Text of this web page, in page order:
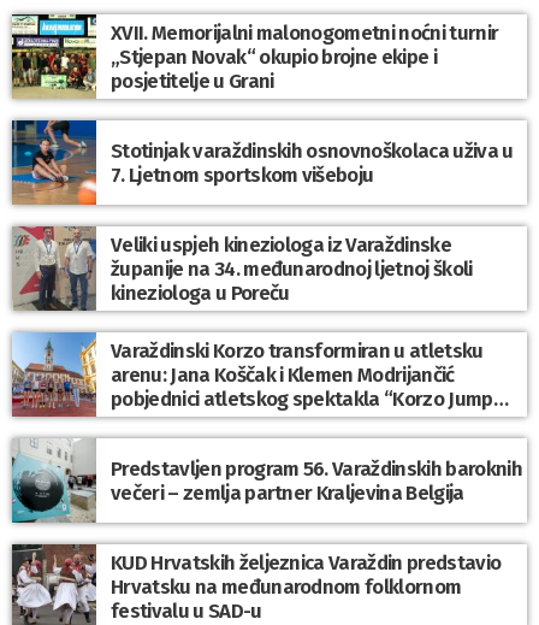
XVII. Memorijalni malonogometni noćni turnir
„Stjepan Novak“ okupio brojne ekipe i
posjetitelje u Grani
Stotinjak varaždinskih osnovnoškolaca uživa u
7. Ljetnom sportskom višeboju
Veliki uspjeh kineziologa iz Varaždinske
županije na 34. međunarodnoj ljetnoj školi
kineziologa u Poreču
Varaždinski Korzo transformiran u atletsku
arenu: Jana Koščak i Klemen Modrijančić
pobjednici atletskog spektakla “Korzo Jump
2026”
Predstavljen program 56. Varaždinskih baroknih
večeri – zemlja partner Kraljevina Belgija
KUD Hrvatskih željeznica Varaždin predstavio
Hrvatsku na međunarodnom folklornom
festivalu u SAD-u